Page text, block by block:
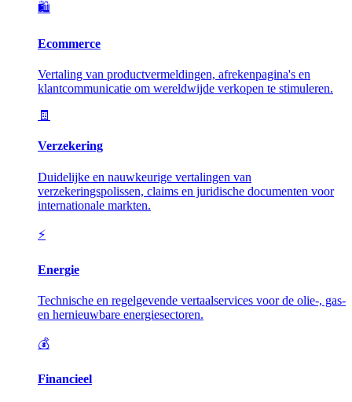
🛍️
Ecommerce
Vertaling van productvermeldingen, afrekenpagina's en
klantcommunicatie om wereldwijde verkopen te stimuleren.
🧾
Verzekering
Duidelijke en nauwkeurige vertalingen van
verzekeringspolissen, claims en juridische documenten voor
internationale markten.
⚡
Energie
Technische en regelgevende vertaalservices voor de olie-, gas-
en hernieuwbare energiesectoren.
💰
Financieel